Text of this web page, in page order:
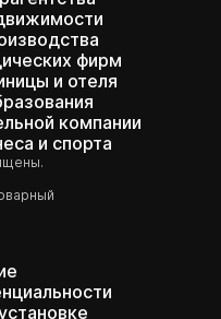
фирм
и отеля
компании
и спорта